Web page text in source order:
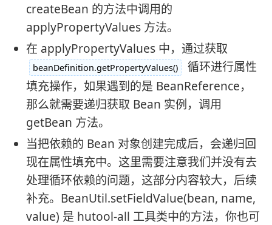
createBean 的方法中调用的
applyPropertyValues 方法。
在 applyPropertyValues 中，通过获取
beanDefinition.getPropertyValues()
循环进行属性
填充操作，如果遇到的是 BeanReference，
那么就需要递归获取 Bean 实例，调用
getBean 方法。
当把依赖的 Bean 对象创建完成后，会递归回
现在属性填充中。这里需要注意我们并没有去
处理循环依赖的问题，这部分内容较大，后续
补充。 BeanUtil.setFieldValue(bean, name,
value) 是 hutool-all 工具类中的方法，你也可